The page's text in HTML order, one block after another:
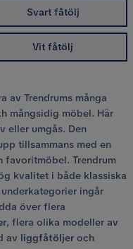
Svart fåtölj
Vit fåtölj
av Trendrums många
mångsidig möbel. Här
eller umgås. Den
tillsammans med en
favoritmöbel. Trendrum
kvalitet i både klassiska
ingår
över flera
, flera olika modeller av
av liggfåtöljer och